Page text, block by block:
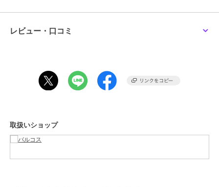
>>無料ギフトサービスについての詳細はこちら
ブランド
性別タイプ
レディース
バッグ
／その他バッグ
サイズ
素材
レビュー・口コミ
取扱いショップ